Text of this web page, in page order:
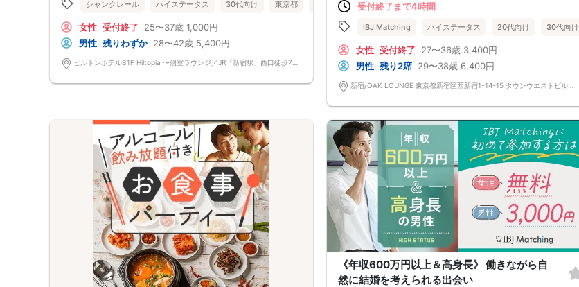
シャンクレール ハイステータス 30代向け 東京都
女性 受付終了 25〜37歳 1,000円
男性 残りわずか 28〜42歳 5,400円
受付終了まで4時間
IBJ Matching ハイステータス 20代向け 30代向け
女性 受付終了 27〜36歳 3,400円
男性 残り2席 29〜38歳 6,400円
新宿/OAK LOUNGE 東京都新宿区西新宿1-14-15 タウンウエストビルディング3F
《年収600万円以上＆高身長》 働きながら自
然に結婚を考えられる出会い